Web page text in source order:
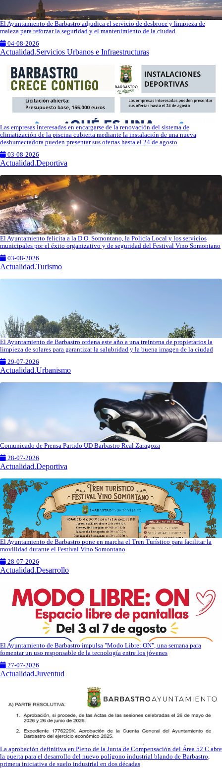
El Ayuntamiento de Barbastro adjudica el servicio de desbroce y limpieza de
maleza para reforzar la seguridad y el mantenimiento de la ciudad
04-08-2026
Actualidad.Servicios Urbanos e Infraestructuras
Las empresas interesadas en encargarse de la renovación del sistema de
climatización de la piscina cubierta mediante la instalación de una nueva
deshumectadora pueden presentar sus ofertas hasta el 24 de agosto
03-08-2026
Actualidad.Deportiva
El Ayuntamiento felicita a la D.O. Somontano, la Policía Local y los servicios
municipales por el éxito organizativo y de seguridad del Festival Vino Somontano
03-08-2026
Actualidad.Turismo
El Ayuntamiento de Barbastro ordena este año a una treintena de propietarios la
limpieza de solares para garantizar la salubridad y la buena imagen de la ciudad
29-07-2026
Actualidad.Urbanismo
Comunicado de Prensa Partido UD Barbastro Real Zaragoza
28-07-2026
Actualidad.Deportiva
El Ayuntamiento de Barbastro pone en marcha el Tren Turístico para facilitar la
movilidad durante el Festival Vino Somontano
28-07-2026
Actualidad.Desarrollo
El Ayuntamiento de Barbastro impulsa "Modo Libre: ON", una semana para
fomentar un uso responsable de la tecnología entre los jóvenes
27-07-2026
Actualidad.Juventud
La aprobación definitiva en Pleno de la Junta de Compensación del Área 52 C abre
la puerta para el desarrollo del nuevo polígono industrial blando de Barbastro,
primera iniciativa de suelo industrial en dos décadas